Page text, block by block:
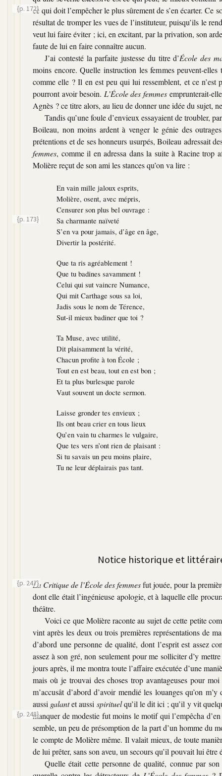
ce qui doit l’empêcher le plus sûrement
{p. 172}
de s’en écarter. Ce
résultat de tromper les vues de l’instituteur, puisqu’ils le
veut lui faire éviter ; ici, en excitant, par la privation, son
faute de lui en faire connaître aucun.
J’ai contesté la parfaite justesse du titre d’École des
moins encore. Quelle instruction les femmes peuvent-
comme elle ? Il en est peu qui lui ressemblent, et ce n’est
pourront avoir besoin. L’École des femmes emprunterait-
Agnès ? ce titre alors, au lieu de donner une idée du sujet,
Tandis qu’une foule d’envieux essayaient de troubler,
Boileau, non moins ardent à venger le génie des
prétentions et de ses honneurs usurpés, Boileau adressait
femmes, comme il en adressa dans la suite à Racine trop
Molière reçut de son ami les stances qu’on va lire :
En vain mille jaloux esprits,
Molière, osent, avec mépris,
Censurer son plus bel ouvrage :
{p. 173}
Sa charmante naïveté
S’en va pour jamais, d’âge en âge,
Divertir la postérité.
Que ta ris agréablement !
Que tu badines savamment !
Celui qui sut vaincre Numance,
Qui mit Carthage sous sa loi,
Jadis sous le nom de Térence,
Sut-il mieux badiner que toi ?
Ta Muse, avec utilité,
Dit plaisamment la vérité,
Chacun profite à ton École ;
Tout en est beau, tout en est bon ;
Et ta plus burlesque parole
Vaut souvent un docte sermon.
Laisse gronder tes envieux ;
Ils ont beau crier en tous lieux
Qu’en vain tu charmes le vulgaire,
Que tes vers n’ont rien de plaisant :
Si tu savais un peu moins plaire,
Tu ne leur déplairais pas tant.
Notice historique et
{p. 247}La Critique de l’École des femmesfut jouée, pour la
dont elle était l’ingénieuse apologie, et à laquelle elle
théâtre.
Voici ce que Molière raconte au sujet de cette petite
vint après les deux ou trois premières représentations de
d’abord une personne de qualité, dont l’esprit est assez
assez à son gré, non seulement pour me solliciter d’y
jours après, il me montra toute l’affaire exécutée d’une
mais où je trouvai des choses trop avantageuses pour
m’accusât d’abord d’avoir mendié les louanges qu’on
aussi galantet aussi spirituelqu’il le dit ici ; qu’il y vit
manquer de modestie fut moins le motif qui l’empêcha
{p. 248}
semble, un peu de présomption de la part d’un homme du
le compte de Molière même. Il valait mieux, de toute
de lui prêter, sans son aveu, un secours qu’il pouvait lui être
Quelle était cette personne de qualité, connue par